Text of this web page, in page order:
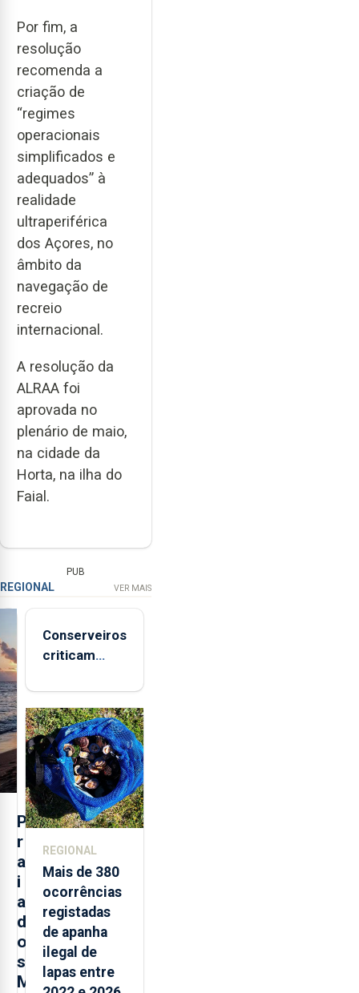
Por fim, a
resolução
recomenda a
criação de
“regimes
operacionais
simplificados e
adequados” à
realidade
ultraperiférica
dos Açores, no
âmbito da
navegação de
recreio
internacional.
A resolução da
ALRAA foi
aprovada no
plenário de maio,
na cidade da
Horta, na ilha do
Faial.
PUB
REGIONAL VER MAIS
P
r
a
i
a
d
o
s
M
Conserveiros
criticam
brancas com
selo Marca
Açores
REGIONAL
Mais de 380
ocorrências
registadas
de apanha
ilegal de
lapas entre